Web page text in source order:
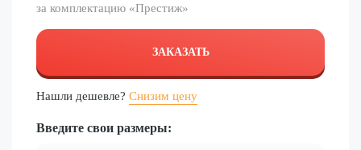
за комплектацию «Престиж»
ЗАКАЗАТЬ
Нашли дешевле? Снизим цену
Введите свои размеры: